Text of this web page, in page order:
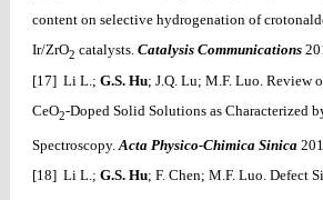
content on selective hydrogenation of
Ir/ZrO2 catalysts. Catalysis Communications
[17] Li L.; G.S. Hu; J.Q. Lu; M.F. Luo. Review
CeO2-Doped Solid Solutions as Characterized
Spectroscopy.Acta Physico-Chimica Sinica
[18] Li L.; G.S. Hu; F. Chen; M.F. Luo. Defect